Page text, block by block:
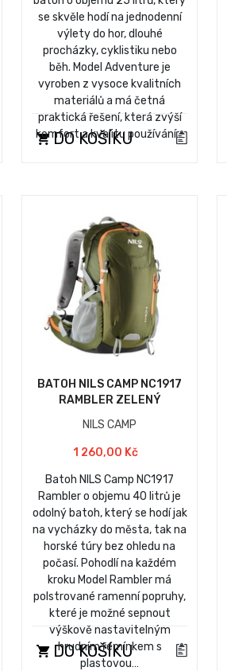
se skvěle hodí na jednodenní
výlety do hor, dlouhé
procházky, cyklistiku nebo
běh. Model Adventure je
vyroben z vysoce kvalitních
materiálů a má četná
praktická řešení, která zvýší
komfort a kvalitu používání…
DO KOŠÍKU
BATOH NILS CAMP NC1917
RAMBLER ZELENÝ
NILS CAMP
1 260,00 Kč
Batoh NILS Camp NC1917
Rambler o objemu 40 litrů je
odolný batoh, který se hodí jak
na vycházky do města, tak na
horské túry bez ohledu na
počasí. Pohodlí na každém
kroku Model Rambler má
polstrované ramenní popruhy,
které je možné sepnout
výškově nastavitelným
hrudním řemínkem s
plastovou…
DO KOŠÍKU